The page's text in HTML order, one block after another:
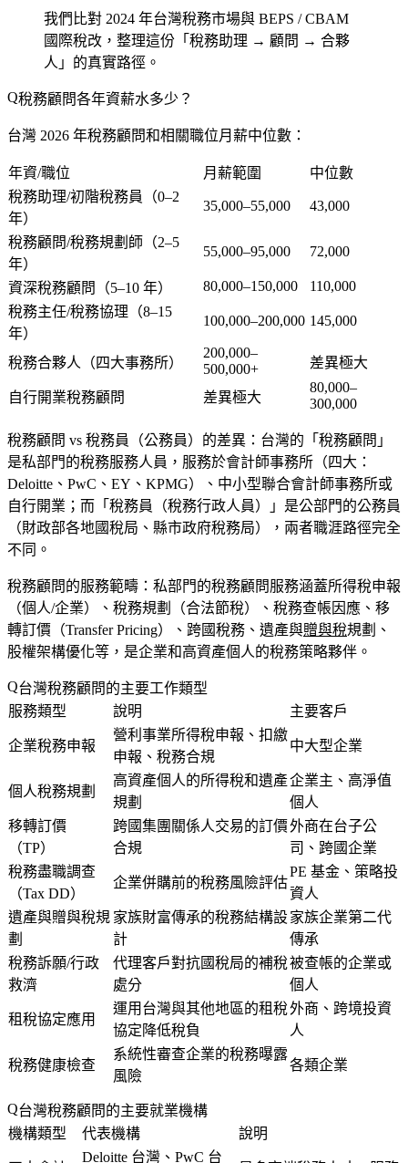
我們比對 2024 年台灣稅務市場與 BEPS / CBAM
國際稅改，整理這份「稅務助理 → 顧問 → 合夥
人」的真實路徑。
稅務顧問各年資薪水多少？
台灣 2026 年稅務顧問和相關職位月薪中位數：
年資/職位 月薪範圍
中位數
稅務助理/初階稅務員（0–2
年）
35,000–55,000 43,000
稅務顧問/稅務規劃師（2–5
年）
55,000–95,000 72,000
資深稅務顧問（5–10 年） 80,000–150,000
110,000
稅務主任/稅務協理（8–15
年）
100,000–200,000 145,000
稅務合夥人（四大事務所）
200,000–
500,000+
差異極大
自行開業稅務顧問 差異極大
80,000–
300,000
稅務顧問 vs 稅務員（公務員）的差異 ：台灣的「稅務顧問」
是私部門的稅務服務人員，服務於會計師事務所（四大：
Deloitte、PwC、EY、KPMG）、中小型聯合會計師事務所或
自行開業；而「稅務員（稅務行政人員）」是公部門的公務員
（財政部各地國稅局、縣市政府稅務局），兩者職涯路徑完全
不同。
稅務顧問的服務範疇 ：私部門的稅務顧問服務涵蓋所得稅申報
（個人/企業）、稅務規劃（合法節稅）、稅務查帳因應、移
轉訂價（Transfer Pricing）、跨國稅務、遺產與贈與稅規劃、
股權架構優化等，是企業和高資產個人的稅務策略夥伴。
台灣稅務顧問的主要工作類型
服務類型
說明 主要客戶
企業稅務申報
營利事業所得稅申報、扣繳
申報、稅務合規
中大型企業
個人稅務規劃
高資產個人的所得稅和遺產
規劃
企業主、高淨值
個人
移轉訂價
（TP）
跨國集團關係人交易的訂價
合規
外商在台子公
司、跨國企業
稅務盡職調查
（Tax DD）
企業併購前的稅務風險評估
PE 基金、策略投
資人
遺產與贈與稅規
劃
家族財富傳承的稅務結構設
計
家族企業第二代
傳承
稅務訴願/行政
救濟
代理客戶對抗國稅局的補稅
處分
被查帳的企業或
個人
租稅協定應用
運用台灣與其他地區的租稅
協定降低稅負
外商、跨境投資
人
稅務健康檢查
系統性審查企業的稅務曝露
風險
各類企業
台灣稅務顧問的主要就業機構
機構類型
代表機構 說明
Deloitte 台灣、PwC 台